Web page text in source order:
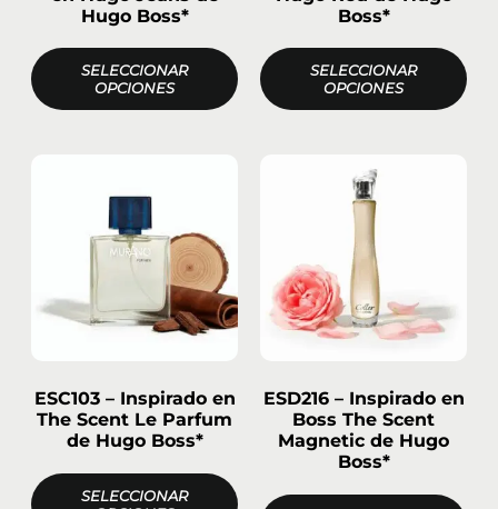
Hugo Boss*
SELECCIONAR
OPCIONES
Boss*
SELECCIONAR
OPCIONES
ESC103 – Inspirado en
The Scent Le Parfum
de Hugo Boss*
SELECCIONAR
ESD216 – Inspirado en
Boss The Scent
Magnetic de Hugo
Boss*